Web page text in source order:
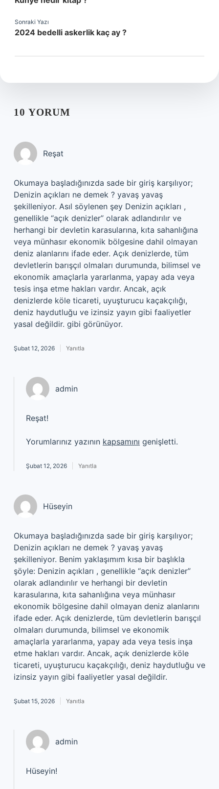
Sonraki Yazı
2024 bedelli askerlik kaç ay ?
10 YORUM
Reşat
Okumaya başladığınızda sade bir giriş karşılıyor;
Denizin açıkları ne demek ? yavaş yavaş
şekilleniyor. Asıl söylenen şey Denizin açıkları ,
genellikle “açık denizler” olarak adlandırılır ve
herhangi bir devletin karasularına, kıta sahanlığına
veya münhasır ekonomik bölgesine dahil olmayan
deniz alanlarını ifade eder. Açık denizlerde, tüm
devletlerin barışçıl olmaları durumunda, bilimsel ve
ekonomik amaçlarla yararlanma, yapay ada veya
tesis inşa etme hakları vardır. Ancak, açık
denizlerde köle ticareti, uyuşturucu kaçakçılığı,
deniz haydutluğu ve izinsiz yayın gibi faaliyetler
yasal değildir. gibi görünüyor.
Şubat 12, 2026 Yanıtla
admin
Reşat!
Yorumlarınız yazının kapsamını genişletti.
Şubat 12, 2026 Yanıtla
Hüseyin
Okumaya başladığınızda sade bir giriş karşılıyor;
Denizin açıkları ne demek ? yavaş yavaş
şekilleniyor. Benim yaklaşımım kısa bir başlıkla
şöyle: Denizin açıkları , genellikle “açık denizler”
olarak adlandırılır ve herhangi bir devletin
karasularına, kıta sahanlığına veya münhasır
ekonomik bölgesine dahil olmayan deniz alanlarını
ifade eder. Açık denizlerde, tüm devletlerin barışçıl
olmaları durumunda, bilimsel ve ekonomik
amaçlarla yararlanma, yapay ada veya tesis inşa
etme hakları vardır. Ancak, açık denizlerde köle
ticareti, uyuşturucu kaçakçılığı, deniz haydutluğu ve
izinsiz yayın gibi faaliyetler yasal değildir.
Şubat 15, 2026 Yanıtla
admin
Hüseyin!